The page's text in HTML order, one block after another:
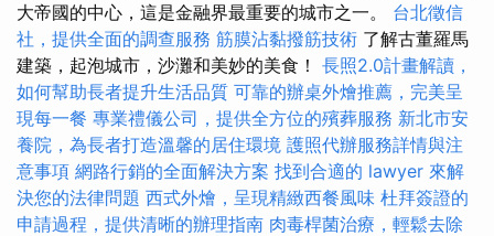
大帝國的中心，這是金融界最重要的城市之一。 台北徵信
社，提供全面的調查服務 筋膜沾黏撥筋技術 了解古董羅馬
建築，起泡城市，沙灘和美妙的美食！ 長照2.0計畫解讀，
如何幫助長者提升生活品質 可靠的辦桌外燴推薦，完美呈
現每一餐 專業禮儀公司，提供全方位的殯葬服務 新北市安
養院，為長者打造溫馨的居住環境 護照代辦服務詳情與注
意事項 網路行銷的全面解決方案 找到合適的 lawyer 來解
決您的法律問題 西式外燴，呈現精緻西餐風味 杜拜簽證的
申請過程，提供清晰的辦理指南 肉毒桿菌治療，輕鬆去除